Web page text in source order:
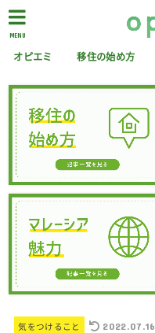
MENU
オピエミ 移住の始め方
気をつけること 2022.07.16